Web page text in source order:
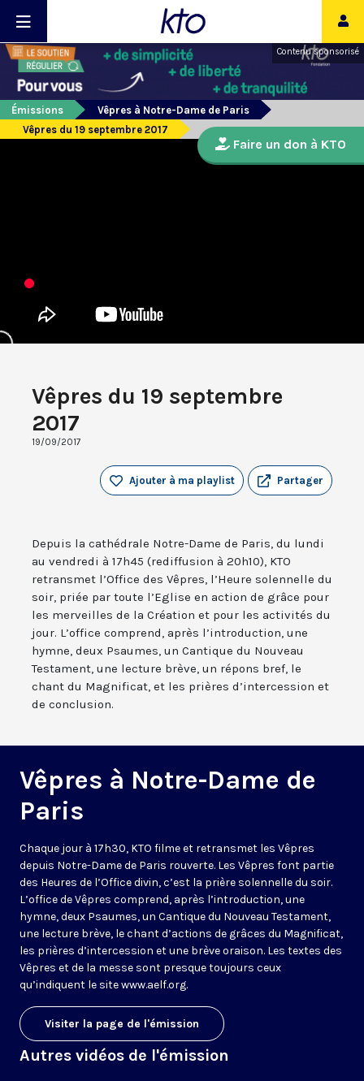
Contenu sponsorisé
Émissions
Vêpres à Notre-Dame de Paris
Vêpres du 19 septembre 2017
Vêpres du 19 septembre
2017
19/09/2017
Partager
Ajouter à ma playlist
Depuis la cathédrale Notre-Dame de Paris, du lundi
au vendredi à 17h45 (rediffusion à 20h10), KTO
retransmet l’Office des Vêpres, l’Heure solennelle du
soir, priée par toute l’Eglise en action de grâce pour
les merveilles de la Création et pour les activités du
jour. L’office comprend, après l’introduction, une
hymne, deux Psaumes, un Cantique du Nouveau
Testament, une lecture brève, un répons bref, le
chant du Magnificat, et les prières d’intercession et
de conclusion.
Vêpres à Notre-Dame de
Paris
Chaque jour à 17h30, KTO filme et retransmet les Vêpres
depuis Notre-Dame de Paris rouverte. Les Vêpres font partie
des Heures de l’Office divin, c’est la prière solennelle du soir.
L’office de Vêpres comprend, après l’introduction, une
hymne, deux Psaumes, un Cantique du Nouveau Testament,
une lecture brève, le chant d’actions de grâces du Magnificat,
les prières d’intercession et une brève oraison. Les textes des
Vêpres et de la messe sont presque toujours ceux
qu’indiquent le sitewww.aelf.org.
Visiter la page de l'émission
Autres vidéos de l'émission
Faire un don à KTO